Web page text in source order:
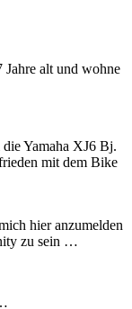
alt und wohne
Yamaha XJ6 Bj.
mit dem Bike
hier anzumelden
zu sein …